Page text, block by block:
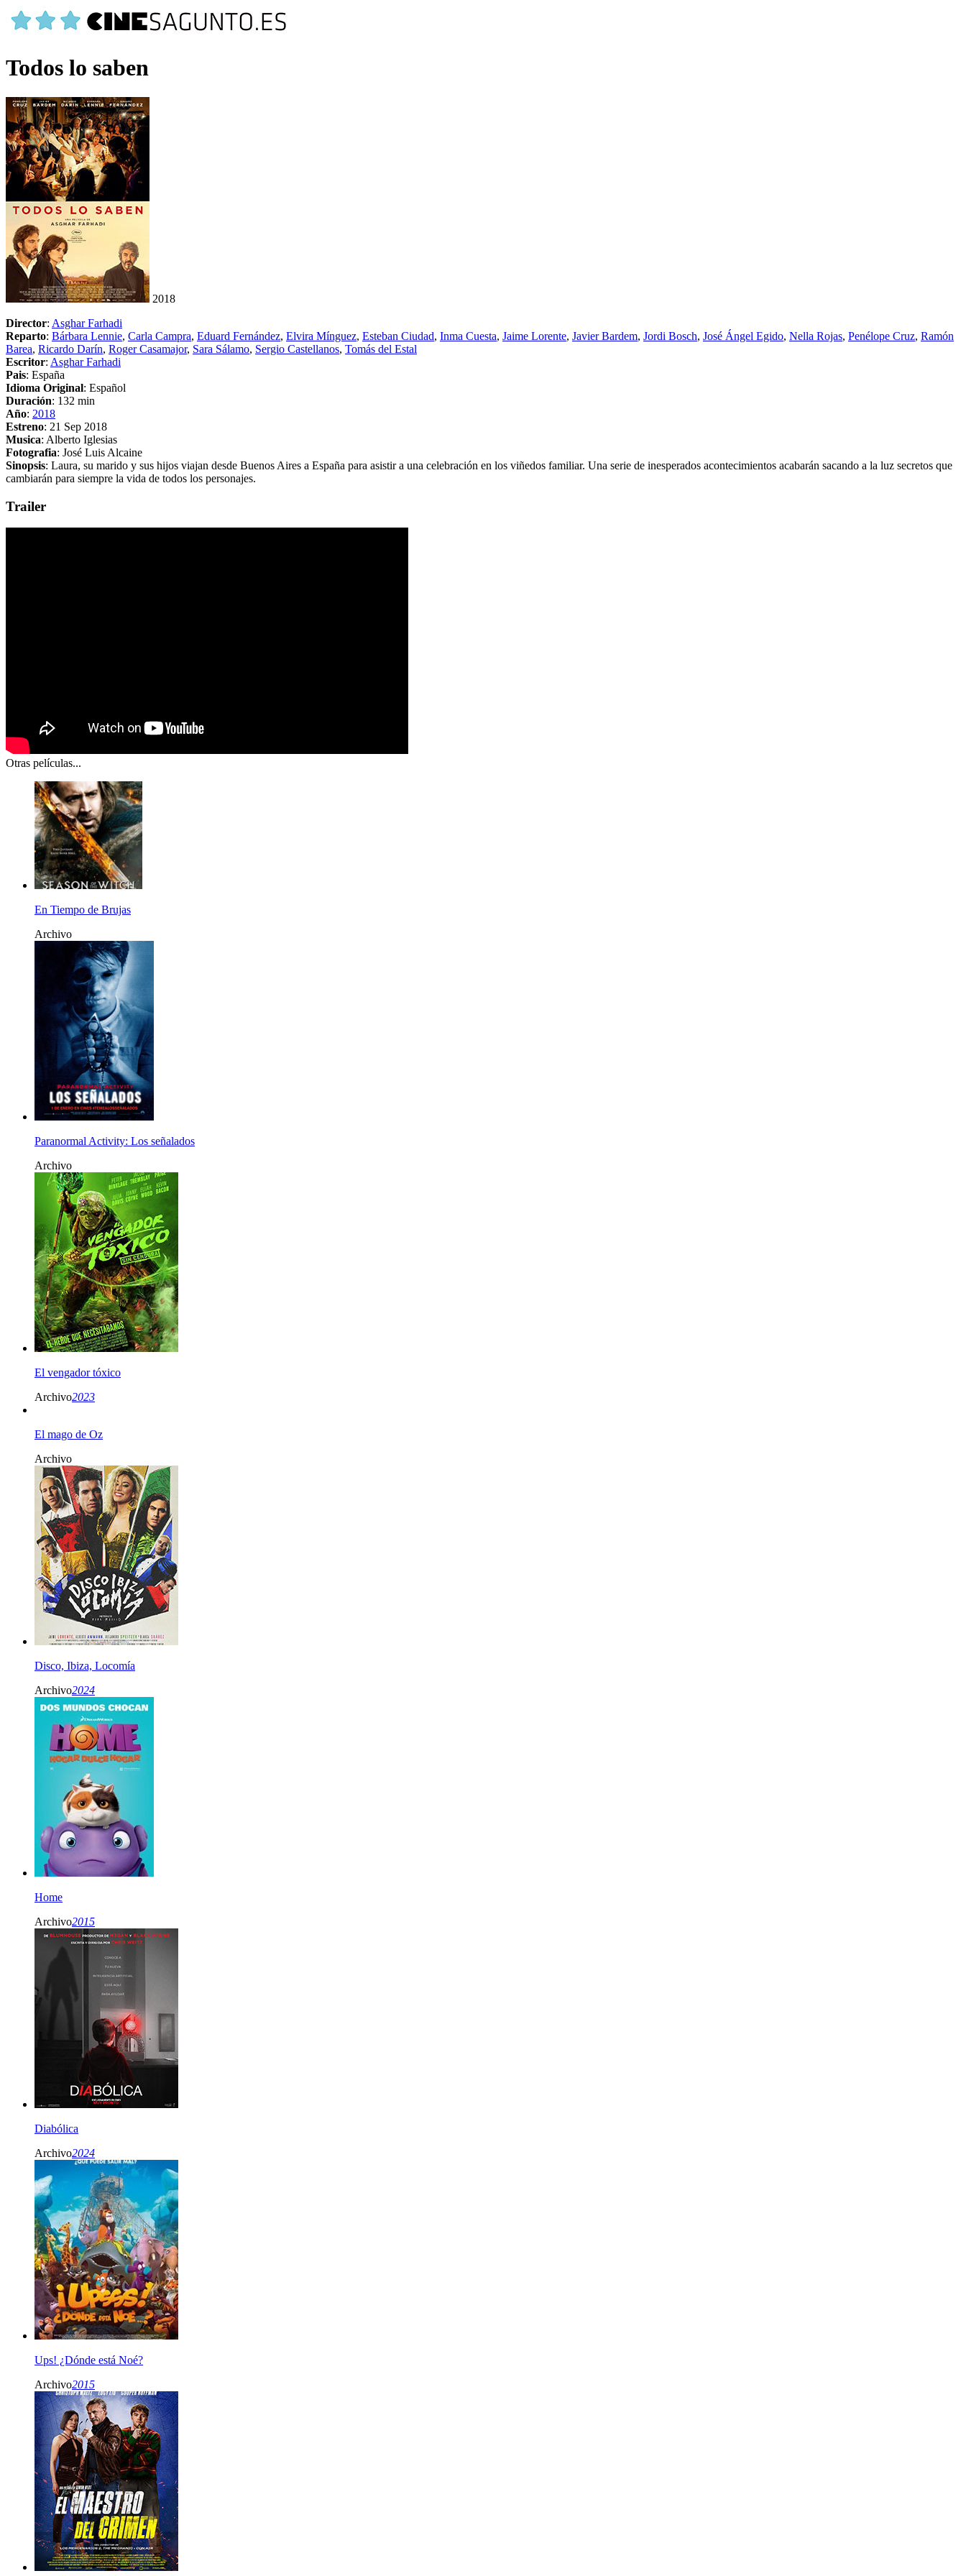
Todos lo saben
2018
Director: Asghar Farhadi
Reparto: Bárbara Lennie, Carla Campra, Eduard Fernández, Elvira Mínguez, Esteban Ciudad, Inma Cuesta, Jaime Lorente, Javier Bardem, Jordi Bosch, José Ángel Egido, Nella Rojas, Penélope Cruz, Ramón
Barea, Ricardo Darín, Roger Casamajor, Sara Sálamo, Sergio Castellanos, Tomás del Estal
Escritor: Asghar Farhadi
Pais: España
Idioma Original: Español
Duración: 132 min
Año: 2018
Estreno: 21 Sep 2018
Musica: Alberto Iglesias
Fotografia: José Luis Alcaine
Sinopsis: Laura, su marido y sus hijos viajan desde Buenos Aires a España para asistir a una celebración en los viñedos familiar. Una serie de inesperados acontecimientos acabarán sacando a la luz secretos que
cambiarán para siempre la vida de todos los personajes.
Trailer
Otras películas...
En Tiempo de Brujas
Archivo
Paranormal Activity: Los señalados
Archivo
El vengador tóxico
Archivo2023
El mago de Oz
Archivo
Disco, Ibiza, Locomía
Archivo2024
Home
Archivo2015
Diabólica
Archivo2024
Ups! ¿Dónde está Noé?
Archivo2015